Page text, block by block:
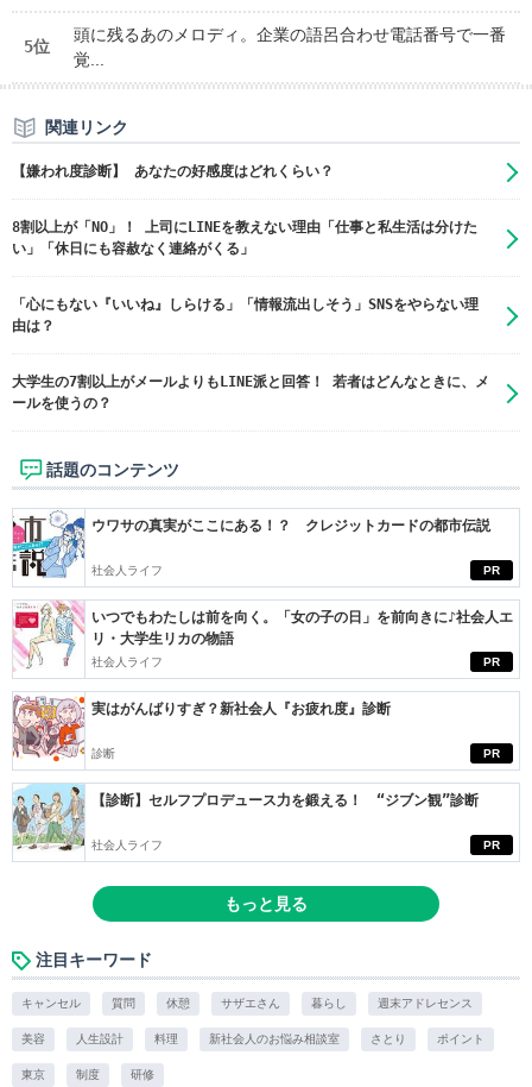
5位
頭に残るあのメロディ。企業の語呂合わせ電話番号で一番
覚...
関連リンク
【嫌われ度診断】 あなたの好感度はどれくらい？
8割以上が「NO」！ 上司にLINEを教えない理由「仕事と私生活は分けた
い」「休日にも容赦なく連絡がくる」
「心にもない『いいね』しらける」「情報流出しそう」SNSをやらない理
由は？
大学生の7割以上がメールよりもLINE派と回答！ 若者はどんなときに、メ
ールを使うの？
話題のコンテンツ
PR
ウワサの真実がここにある！？ クレジットカードの都市伝説
社会人ライフ
PR
いつでもわたしは前を向く。「女の子の日」を前向きに♪社会人エ
リ・大学生リカの物語
社会人ライフ
PR
実はがんばりすぎ？新社会人『お疲れ度』診断
診断
PR
【診断】セルフプロデュース力を鍛える！ “ジブン観”診断
社会人ライフ
もっと見る
注目キーワード
キャンセル 質問 休憩 サザエさん 暮らし 週末アドレセンス
美容 人生設計 料理 新社会人のお悩み相談室 さとり ポイント
東京 制度 研修